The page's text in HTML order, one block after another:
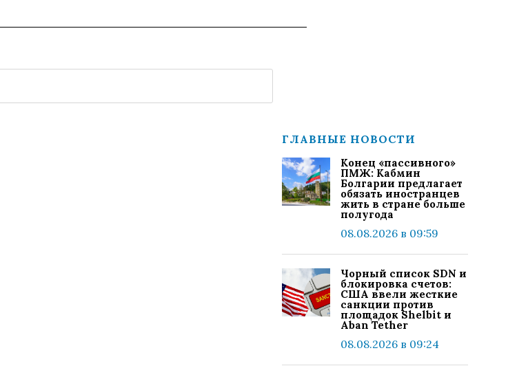
ГЛАВНЫЕ НОВОСТИ
Конец «пассивного»
ПМЖ: Кабмин
Болгарии предлагает
обязать иностранцев
жить в стране больше
полугода
08.08.2026 в 09:59
Чорный список SDN и
блокировка счетов:
США ввели жесткие
санкции против
площадок Shelbit и
Aban Tether
08.08.2026 в 09:24